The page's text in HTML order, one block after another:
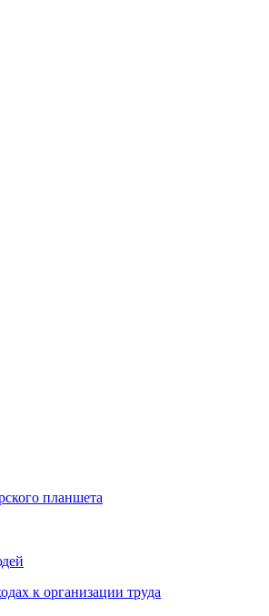
планшета
к организации труда